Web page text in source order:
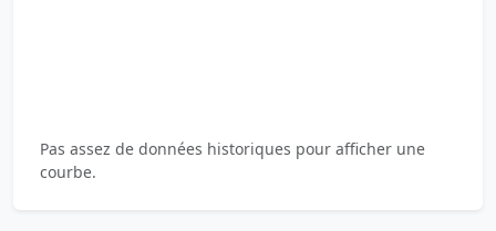
Pas assez de données historiques pour afficher une
courbe.